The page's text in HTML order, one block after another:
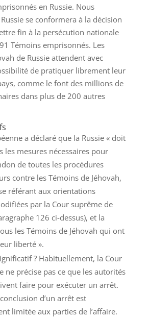
en Russie. Nous
se conformera à la décision
fin à la persécution nationale
Témoins emprisonnés. Les
de Russie attendent avec
de pratiquer librement leur
comme le font des millions de
dans plus de 200 autres
a déclaré que la Russie « doit
les mesures nécessaires pour
de toutes les procédures
contre les Témoins de Jéhovah,
référant aux orientations
par la Cour suprême de
126 ci-dessus), et la
les Témoins de Jéhovah qui ont
liberté ».
? Habituellement, la Cour
ne précise pas ce que les autorités
faire pour exécuter un arrêt.
d’un arrêt est
limitée aux parties de l’affaire.